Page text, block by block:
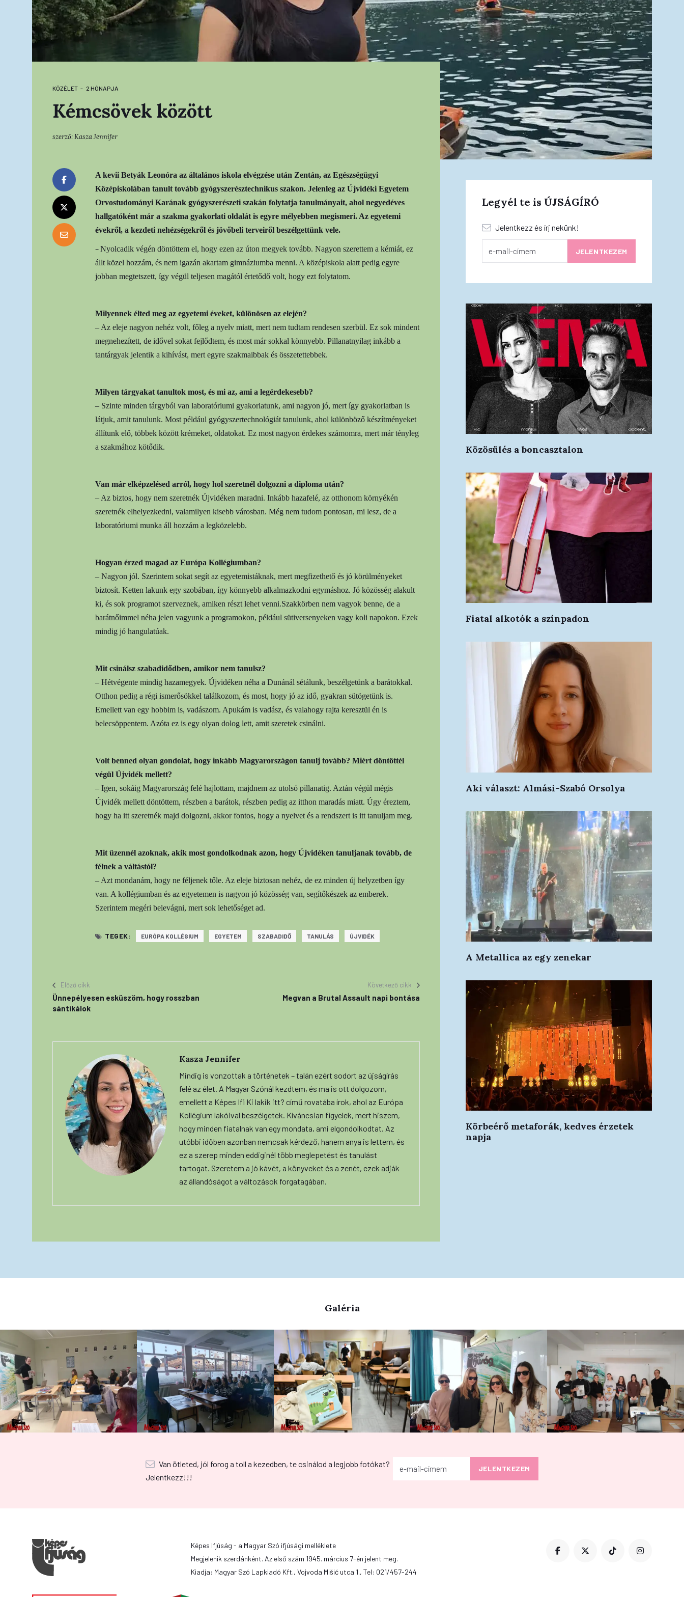
KÖZÉLET 2 HÓNAPJA
Kémcsövek között
szerző:Kasza Jennifer
A kevii Betyák Leonóra az általános iskola elvégzése után Zentán, az Egészségügyi
Középiskolában tanult tovább gyógyszerésztechnikus szakon. Jelenleg az Újvidéki Egyetem
Orvostudományi Karának gyógyszerészeti szakán folytatja tanulmányait, ahol negyedéves
hallgatóként már a szakma gyakorlati oldalát is egyre mélyebben megismeri. Az egyetemi
évekről, a kezdeti nehézségekről és jövőbeli terveiről beszélgettünk vele.
–Nyolcadik végén döntöttem el, hogy ezen az úton megyek tovább. Nagyon szerettem a kémiát, ez
állt közel hozzám, és nem igazán akartam gimnáziumba menni. A középiskola alatt pedig egyre
jobban megtetszett, így végül teljesen magától értetődő volt, hogy ezt folytatom.
Milyennek élted meg az egyetemi éveket, különösen az elején?
– Az eleje nagyon nehéz volt, főleg a nyelv miatt, mert nem tudtam rendesen szerbül. Ez sok mindent
megnehezített, de idővel sokat fejlődtem, és most már sokkal könnyebb. Pillanatnyilag inkább a
tantárgyak jelentik a kihívást, mert egyre szakmaibbak és összetettebbek.
Milyen tárgyakat tanultok most, és mi az, ami a legérdekesebb?
– Szinte minden tárgyból van laboratóriumi gyakorlatunk, ami nagyon jó, mert így gyakorlatban is
látjuk, amit tanulunk. Most például gyógyszertechnológiát tanulunk, ahol különböző készítményeket
állítunk elő, többek között krémeket, oldatokat. Ez most nagyon érdekes számomra, mert már tényleg
a szakmához kötődik.
Van már elképzelésed arról, hogy hol szeretnél dolgozni a diploma után?
– Az biztos, hogy nem szeretnék Újvidéken maradni. Inkább hazafelé, az otthonom környékén
szeretnék elhelyezkedni, valamilyen kisebb városban. Még nem tudom pontosan, mi lesz, de a
laboratóriumi munka áll hozzám a legközelebb.
Hogyan érzed magad az Európa Kollégiumban?
– Nagyon jól. Szerintem sokat segít az egyetemistáknak, mert megfizethető és jó körülményeket
biztosít. Ketten lakunk egy szobában, így könnyebb alkalmazkodni egymáshoz. Jó közösség alakult
ki, és sok programot szerveznek, amiken részt lehet venni.Szakkörben nem vagyok benne, de a
barátnőimmel néha jelen vagyunk a programokon, például sütiversenyeken vagy koli napokon. Ezek
mindig jó hangulatúak.
Mit csinálsz szabadidődben, amikor nem tanulsz?
– Hétvégente mindig hazamegyek. Újvidéken néha a Dunánál sétálunk, beszélgetünk a barátokkal.
Otthon pedig a régi ismerősökkel találkozom, és most, hogy jó az idő, gyakran sütögetünk is.
Emellett van egy hobbim is, vadászom. Apukám is vadász, és valahogy rajta keresztül én is
belecsöppentem. Azóta ez is egy olyan dolog lett, amit szeretek csinálni.
Volt benned olyan gondolat, hogy inkább Magyarországon tanulj tovább? Miért döntöttél
végül Újvidék mellett?
– Igen, sokáig Magyarország felé hajlottam, majdnem az utolsó pillanatig. Aztán végül mégis
Újvidék mellett döntöttem, részben a barátok, részben pedig az itthon maradás miatt. Úgy éreztem,
hogy ha itt szeretnék majd dolgozni, akkor fontos, hogy a nyelvet és a rendszert is itt tanuljam meg.
Mit üzennél azoknak, akik most gondolkodnak azon, hogy Újvidéken tanuljanak tovább, de
félnek a váltástól?
– Azt mondanám, hogy ne féljenek tőle. Az eleje biztosan nehéz, de ez minden új helyzetben így
van. A kollégiumban és az egyetemen is nagyon jó közösség van, segítőkészek az emberek.
Szerintem megéri belevágni, mert sok lehetőséget ad.
TEGEK: EURÓPA KOLLÉGIUM EGYETEM SZABADIDŐ TANULÁS ÚJVIDÉK
Előző cikk
Ünnepélyesen esküszöm, hogy rosszban
sántikálok
Következő cikk
Megvan a Brutal Assault napi bontása
Kasza Jennifer
Mindig is vonzottak a történetek – talán ezért sodort az újságírás
felé az élet. A Magyar Szónál kezdtem, és ma is ott dolgozom,
emellett a Képes Ifi Ki lakik itt? című rovatába írok, ahol az Európa
Kollégium lakóival beszélgetek. Kíváncsian figyelek, mert hiszem,
hogy minden fiatalnak van egy mondata, ami elgondolkodtat. Az
utóbbi időben azonban nemcsak kérdező, hanem anya is lettem, és
ez a szerep minden eddiginél több meglepetést és tanulást
tartogat. Szeretem a jó kávét, a könyveket és a zenét, ezek adják
az állandóságot a változások forgatagában.
Legyél te is ÚJSÁGÍRÓ
Jelentkezz és írj nekünk!
Közösülés a boncasztalon
Fiatal alkotók a színpadon
Aki választ: Almási-Szabó Orsolya
A Metallica az egy zenekar
Körbeérő metaforák, kedves érzetek
napja
Galéria
Van ötleted, jól forog a toll a kezedben, te csinálod a legjobb fotókat?
Jelentkezz!!!
Képes Ifjúság - a Magyar Szó ifjúsági melléklete
Megjelenik szerdánként. Az első szám 1945. március 7-én jelent meg.
Kiadja: Magyar Szó Lapkiadó Kft., Vojvoda Mišić utca 1., Tel: 021/457-244